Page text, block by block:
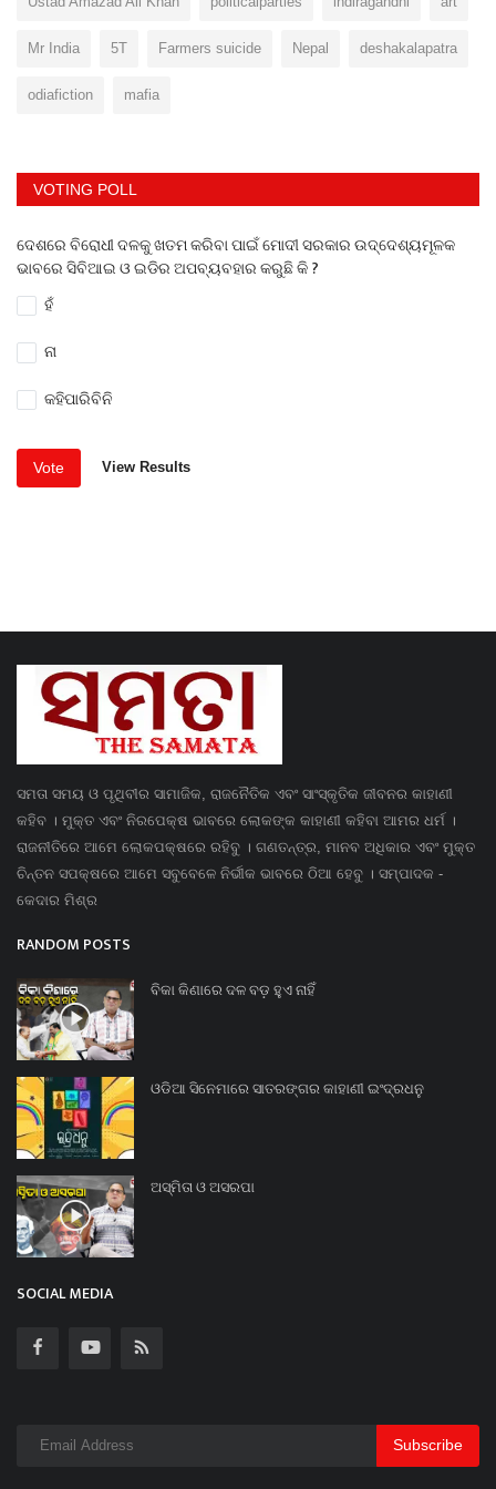
Mr India 5T Farmers suicide Nepal deshakalapatra
odiafiction mafia
VOTING POLL
ଦେଶରେ ବିରୋଧୀ ଦଳକୁ ଖତମ କରିବା ପାଇଁ ମୋଦୀ ସରକାର ଉଦ୍ଦେଶ୍ୟମୂଳକ
ଭାବରେ ସିବିଆଇ ଓ ଇଡିର ଅପବ୍ୟବହାର କରୁଛି କି ?
ହଁ
ନା
କହିପାରିବିନି
Vote View Results
ସମତା ସମୟ ଓ ପୃଥିବୀର ସାମାଜିକ, ରାଜନୈତିକ ଏବଂ ସାଂସ୍କୃତିକ ଜୀବନର କାହାଣୀ
କହିବ । ମୁକ୍ତ ଏବଂ ନିରପେକ୍ଷ ଭାବରେ ଲୋକଙ୍କ କାହାଣୀ କହିବା ଆମର ଧର୍ମ ।
ରାଜନୀତିରେ ଆମେ ଲୋକପକ୍ଷରେ ରହିବୁ । ଗଣତନ୍ତ୍ର, ମାନବ ଅଧିକାର ଏବଂ ମୁକ୍ତ
ଚିନ୍ତନ ସପକ୍ଷରେ ଆମେ ସବୁବେଳେ ନିର୍ଭୀକ ଭାବରେ ଠିଆ ହେବୁ । ସମ୍ପାଦକ -
କେଦାର ମିଶ୍ର
RANDOM POSTS
ବିକା କିଣାରେ ଦଳ ବଡ଼ ହୁଏ ନାହିଁ
ଓଡିଆ ସିନେମାରେ ସାତରଙ୍ଗର କାହାଣୀ ଇଂଦ୍ରଧନୁ
ଅସ୍ମିତା ଓ ଅସରପା
SOCIAL MEDIA
Subscribe